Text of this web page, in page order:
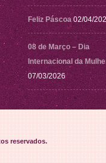
Feliz Páscoa 02/04/
08 de Março – Dia
Internacional da
07/03/2026
reservados.